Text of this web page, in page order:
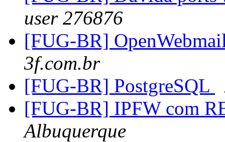
user 276876
[FUG-BR]
3f.com.br
[FUG-BR] PostgreSQL
[FUG-BR] IPFW com
Albuquerque